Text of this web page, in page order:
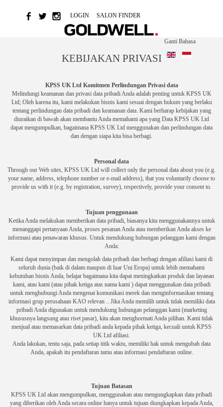
LOGIN SALON FINDER
Ganti Bahasa
KEBIJAKAN PRIVASI
KPSS UK Ltd Komitmen Perlindungan Privasi data
Melindungi keamanan dan privasi data pribadi Anda adalah penting untuk KPSS UK
Ltd; Oleh karena itu, kami melakukan bisnis kami sesuai dengan hukum yang berlaku
tentang perlindungan data pribadi dan keamanan data. Kami berharap kebijakan yang
diuraikan di bawah akan membantu Anda memahami apa yang Data KPSS UK Ltd
dapat mengumpulkan, bagaimana KPSS UK Ltd menggunakan dan perlindungan data
dan dengan siapa kita bisa berbagi.
Personal data
Through our Web sites, KPSS UK Ltd will collect only the personal data about you (e.g.
your name, address, telephone number or e-mail address), that you voluntarily choose to
provide us with it (e.g. by registration, survey), respectively, provide your consent to.
Tujuan penggunaan
Ketika Anda melakukan memberikan data pribadi, biasanya kita menggunakannya untuk
menanggapi pertanyaan Anda, proses pesanan Anda atau memberikan Anda akses ke
informasi atau penawaran khusus. Untuk mendukung hubungan pelanggan kami dengan
Anda:
Kami dapat menyimpan dan mengolah data pribadi dan berbagi dengan afiliasi kami di
seluruh dunia (baik di dalam maupun di luar Uni Eropa) untuk lebih memahami
kebutuhan bisnis Anda, belajar bagaimana kita dapat meningkatkan produk dan layanan
kami, atau kami (atau pihak ketiga atas nama kami ) dapat menggunakan data pribadi
untuk menghubungi Anda mengenai komunikasi merek dan menginformasikan tentang
informasi grup perusahaan KAO relevan .. Jika Anda memilih untuk tidak memiliki data
pribadi Anda digunakan untuk mendukung hubungan pelanggan kami (marketing
khususnya langsung atau riset pasar), kita akan menghormati Anda pilihan. Kami tidak
menjual atau memasarkan data pribadi anda kepada pihak ketiga, kecuali untuk KPSS
UK Ltd afiliasi.
Anda lakukan, tentu saja, pada setiap titik waktu, memiliki hak untuk mengubah data
Anda, apakah itu pendaftaran tamu atau informasi pendaftaran online.
Tujuan Batasan
KPSS UK Ltd akan mengumpulkan, menggunakan atau mengungkapkan data pribadi
yang diberikan oleh Anda secara online hanya untuk tujuan diungkapkan kepada Anda,